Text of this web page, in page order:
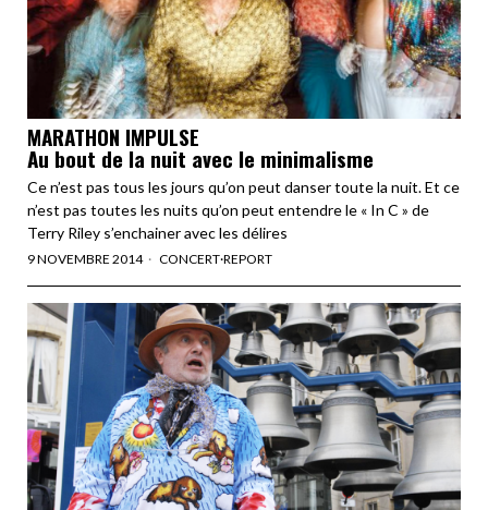
MARATHON IMPULSE
Au bout de la nuit avec le minimalisme
Ce n’est pas tous les jours qu’on peut danser toute la nuit. Et ce
n’est pas toutes les nuits qu’on peut entendre le « In C » de
Terry Riley s’enchainer avec les délires
9 NOVEMBRE 2014 CONCERT·REPORT